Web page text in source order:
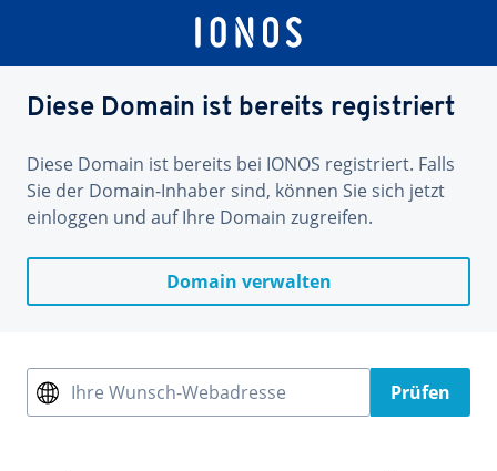
Diese Domain ist bereits registriert
Diese Domain ist bereits bei IONOS registriert. Falls
Sie der Domain-Inhaber sind, können Sie sich jetzt
einloggen und auf Ihre Domain zugreifen.
Domain verwalten
Ihre Wunsch-Webadresse Prüfen